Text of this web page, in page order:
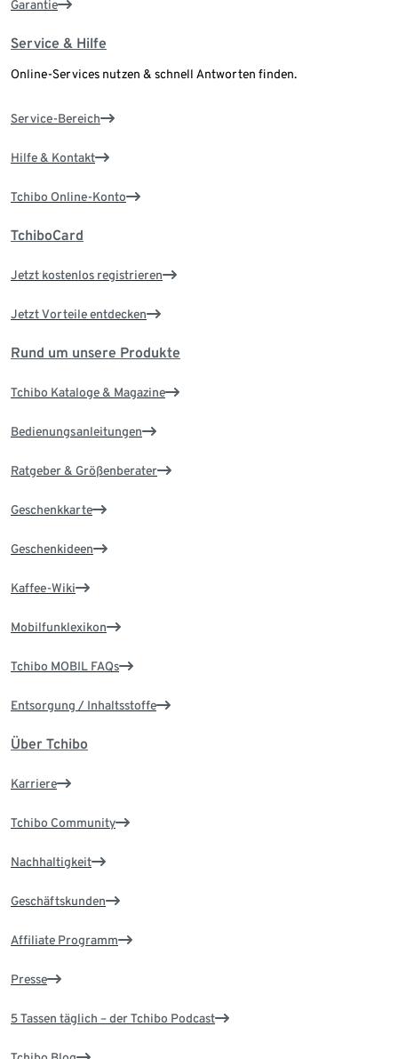
Garantie
Service & Hilfe
Online-Services nutzen & schnell Antworten finden.
Service-Bereich
Hilfe & Kontakt
Tchibo Online-Konto
TchiboCard
Jetzt kostenlos registrieren
Jetzt Vorteile entdecken
Rund um unsere Produkte
Tchibo Kataloge & Magazine
Bedienungsanleitungen
Ratgeber & Größenberater
Geschenkkarte
Geschenkideen
Kaffee-Wiki
Mobilfunklexikon
Tchibo MOBIL FAQs
Entsorgung / Inhaltsstoffe
Über Tchibo
Karriere
Tchibo Community
Nachhaltigkeit
Geschäftskunden
Affiliate Programm
Presse
5 Tassen täglich – der Tchibo Podcast